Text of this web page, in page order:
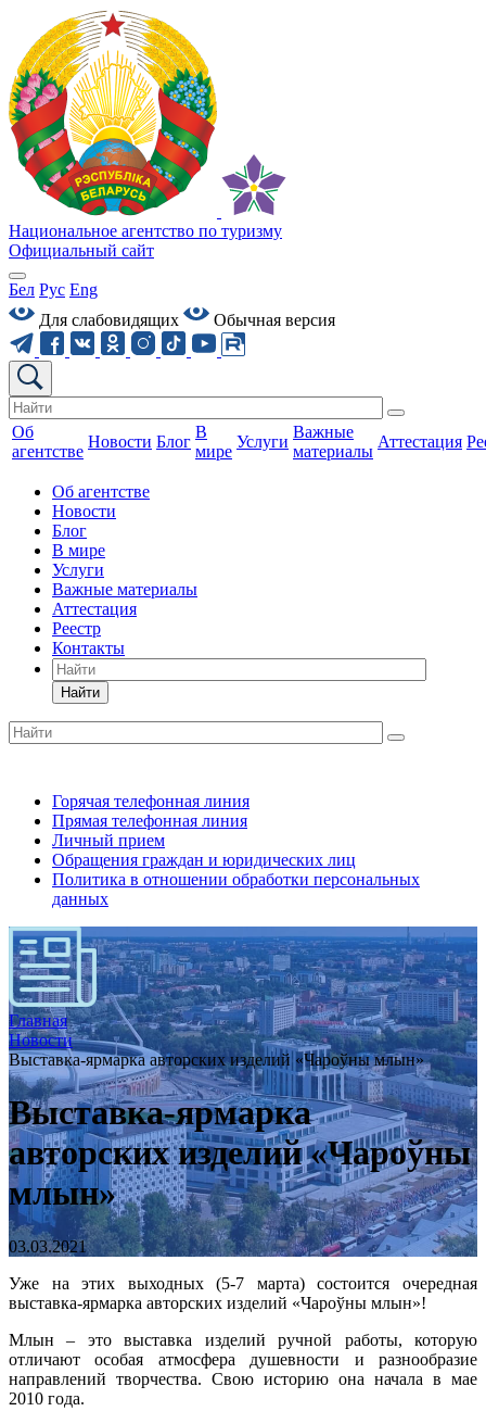
Национальное агентство по туризму
Официальный сайт
Бел Рус Eng
Для слабовидящих
Обычная версия
Об
агентстве
Новости Блог
В
мире
Услуги
Важные
материалы
Аттестация
Об агентстве
Новости
Блог
В мире
Услуги
Важные материалы
Аттестация
Реестр
Контакты
Найти
Горячая телефонная линия
Прямая телефонная линия
Личный прием
Обращения граждан и юридических лиц
Политика в отношении обработки персональных
данных
Главная
Новости
Выставка-ярмарка авторских изделий «Чароўны млын»
Выставка-ярмарка
авторских изделий «Чароўны
млын»
03.03.2021
Уже на этих выходных (5-7 марта) состоится очередная
выставка-ярмарка авторских изделий «Чароўны млын»!
Млын – это выставка изделий ручной работы, которую
отличают особая атмосфера душевности и разнообразие
направлений творчества. Свою историю она начала в мае
2010 года.